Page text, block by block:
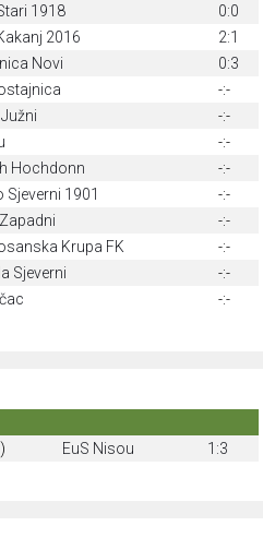
1918
0:0
2016
2:1
Novi
0:3
-:-
-:-
-:-
Hochdonn
-:-
Sjeverni 1901
-:-
-:-
Krupa FK
-:-
Sjeverni
-:-
-:-
EuS Nisou 1:3